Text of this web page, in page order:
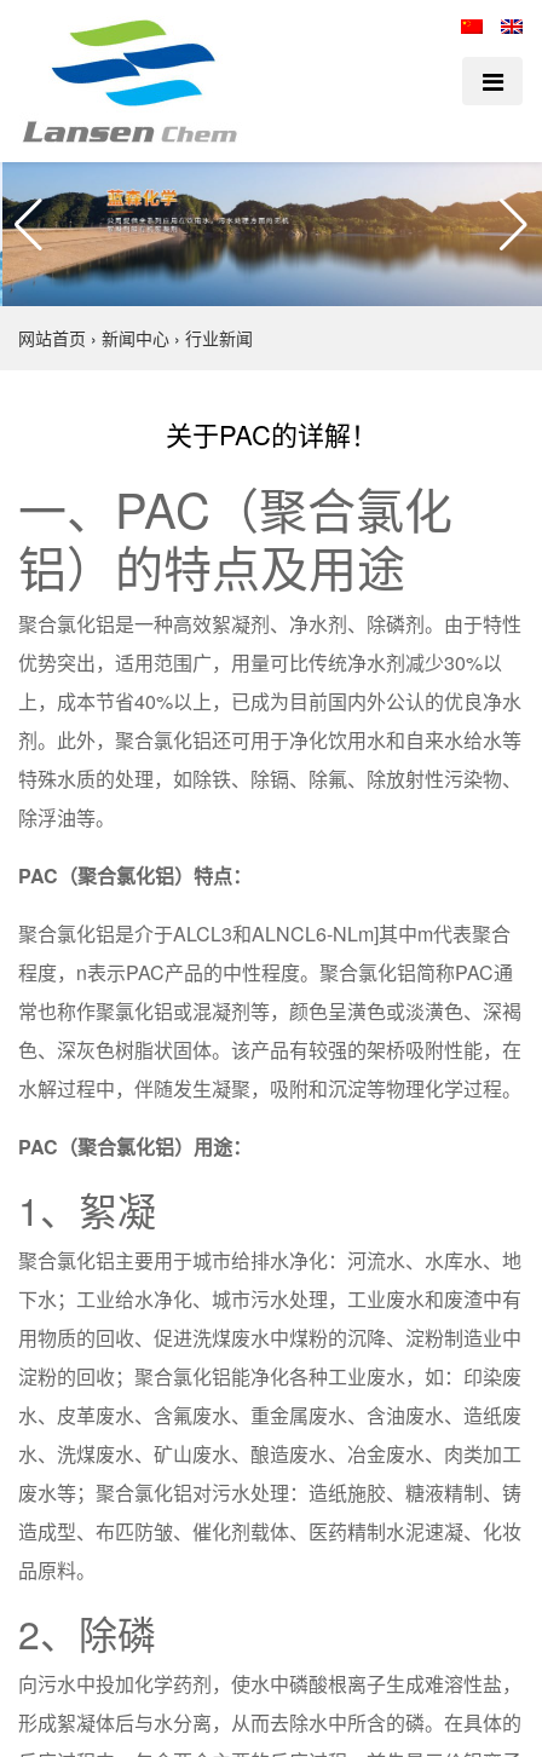
网站首页 › 新闻中心 › 行业新闻
关于PAC的详解！
一、PAC（聚合氯化
铝）的特点及用途
聚合氯化铝是一种高效絮凝剂、净水剂、除磷剂。由于特性
优势突出，适用范围广，用量可比传统净水剂减少30%以
上，成本节省40%以上，已成为目前国内外公认的优良净水
剂。此外，聚合氯化铝还可用于净化饮用水和自来水给水等
特殊水质的处理，如除铁、除镉、除氟、除放射性污染物、
除浮油等。
PAC（聚合氯化铝）特点：
聚合氯化铝是介于ALCL3和ALNCL6-NLm]其中m代表聚合
程度，n表示PAC产品的中性程度。聚合氯化铝简称PAC通
常也称作聚氯化铝或混凝剂等，颜色呈潢色或淡潢色、深褐
色、深灰色树脂状固体。该产品有较强的架桥吸附性能，在
水解过程中，伴随发生凝聚，吸附和沉淀等物理化学过程。
PAC（聚合氯化铝）用途：
1、絮凝
聚合氯化铝主要用于城市给排水净化：河流水、水库水、地
下水；工业给水净化、城市污水处理，工业废水和废渣中有
用物质的回收、促进洗煤废水中煤粉的沉降、淀粉制造业中
淀粉的回收；聚合氯化铝能净化各种工业废水，如：印染废
水、皮革废水、含氟废水、重金属废水、含油废水、造纸废
水、洗煤废水、矿山废水、酿造废水、冶金废水、肉类加工
废水等；聚合氯化铝对污水处理：造纸施胶、糖液精制、铸
造成型、布匹防皱、催化剂载体、医药精制水泥速凝、化妆
品原料。
2、除磷
向污水中投加化学药剂，使水中磷酸根离子生成难溶性盐，
形成絮凝体后与水分离，从而去除水中所含的磷。在具体的